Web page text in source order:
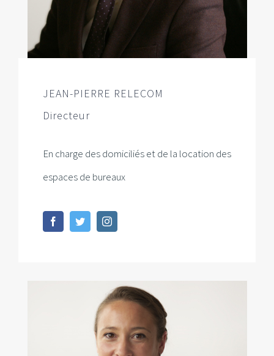
JEAN-PIERRE RELECOM
Directeur
En charge des domiciliés et de la location des
espaces de bureaux